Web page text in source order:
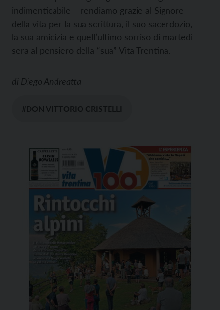
indimenticabile – rendiamo grazie al Signore
della vita per la sua scrittura, il suo sacerdozio,
la sua amicizia e quell’ultimo sorriso di martedì
sera al pensiero della “sua” Vita Trentina.
di Diego Andreatta
#DON VITTORIO CRISTELLI